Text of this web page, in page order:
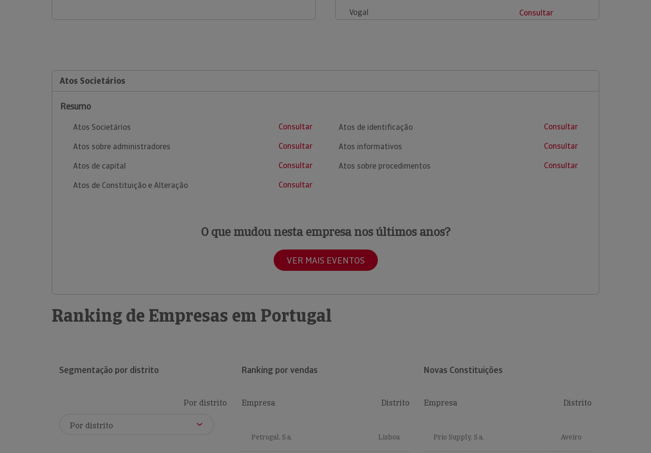
Vogal Consultar
Atos Societários
Resumo
Atos Societários
Consultar
Atos sobre administradores
Consultar
Atos de capital
Consultar
Atos de Constituição e Alteração
Consultar
Atos de identificação
Consultar
Atos informativos
Consultar
Atos sobre procedimentos
Consultar
O que mudou nesta empresa nos últimos anos?
VER MAIS EVENTOS
Ranking de Empresas em Portugal
Segmentação por distrito
Por distrito
Ranking por vendas
Empresa Distrito
Petrogal, S.a. Lisboa
Novas Constituições
Empresa Distrito
Prio Supply, S.a. Aveiro